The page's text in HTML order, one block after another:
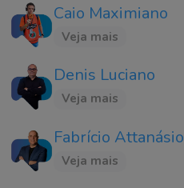
Caio Maximiano
Veja mais
Denis Luciano
Veja mais
Fabrício Attanásio
Veja mais